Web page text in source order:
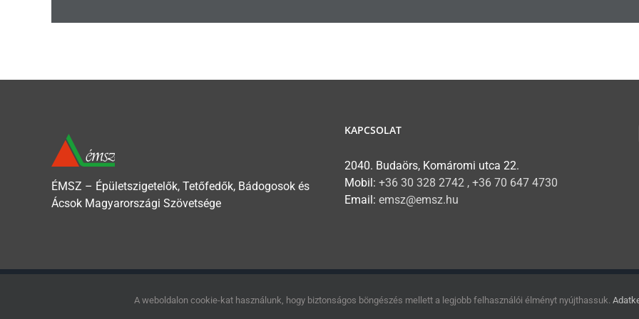
ÉMSZ – Épületszigetelők, Tetőfedők, Bádogosok és
Ácsok Magyarországi Szövetsége
KAPCSOLAT
2040. Budaörs, Komáromi utca 22.
Mobil: +36 30 328 2742 , +36 70 647 4730
Email: emsz@emsz.hu
Adatkezelési tájékoztatóA weboldalon cookie-kat használunk, hogy biztonságos böngészés mellett a legjobb felhasználói élményt nyújthassuk.